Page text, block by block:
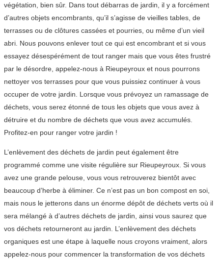
végétation, bien sûr. Dans tout débarras de jardin, il y a forcément
d’autres objets encombrants, qu’il s’agisse de vieilles tables, de
terrasses ou de clôtures cassées et pourries, ou même d’un vieil
abri. Nous pouvons enlever tout ce qui est encombrant et si vous
essayez désespérément de tout ranger mais que vous êtes frustré
par le désordre, appelez-nous à Rieupeyroux et nous pourrons
nettoyer vos terrasses pour que vous puissiez continuer à vous
occuper de votre jardin. Lorsque vous prévoyez un ramassage de
déchets, vous serez étonné de tous les objets que vous avez à
détruire et du nombre de déchets que vous avez accumulés.
Profitez-en pour ranger votre jardin !
L’enlèvement des déchets de jardin peut également être
programmé comme une visite régulière sur Rieupeyroux. Si vous
avez une grande pelouse, vous vous retrouverez bientôt avec
beaucoup d’herbe à éliminer. Ce n’est pas un bon compost en soi,
mais nous le jetterons dans un énorme dépôt de déchets verts où il
sera mélangé à d’autres déchets de jardin, ainsi vous saurez que
vos déchets retourneront au jardin. L’enlèvement des déchets
organiques est une étape à laquelle nous croyons vraiment, alors
appelez-nous pour commencer la transformation de vos déchets